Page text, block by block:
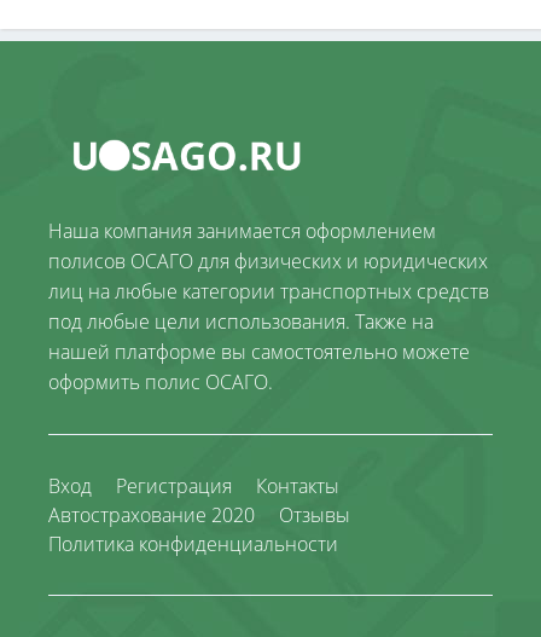
Наша компания занимается оформлением
полисов ОСАГО для физических и юридических
лиц на любые категории транспортных средств
под любые цели использования. Также на
нашей платформе вы самостоятельно можете
оформить полис ОСАГО.
Вход Регистрация
Контакты
Автострахование 2020
Отзывы
Политика конфиденциальности